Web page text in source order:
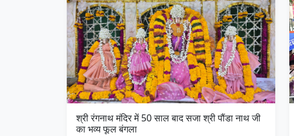
श्री रंगनाथ मंदिर में 50 साल बाद सजा श्री पौंडा नाथ जी
का भव्य फूल बंगला